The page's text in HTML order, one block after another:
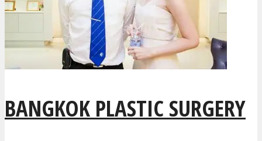
BANGKOK PLASTIC SURGERY